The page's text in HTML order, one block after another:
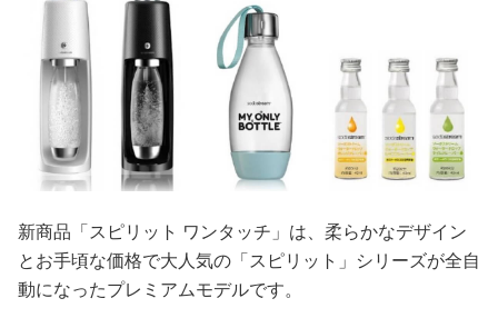
新商品「スピリット ワンタッチ」は、柔らかなデザイン
とお手頃な価格で大人気の「スピリット」シリーズが全自
動になったプレミアムモデルです。